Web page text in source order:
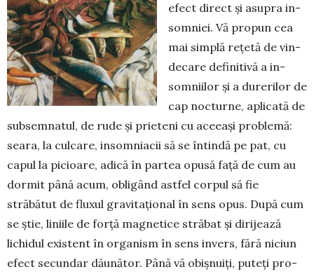
efect direct și asupra in­
somniei. Vă pro­pun cea
mai simplă rețetă de vin­
decare definitivă a in­
som­niilor și a durerilor de
cap nocturne, apli­cată de
sub­semnatul, de rude și prie­teni cu aceeași pro­ble­mă:
seara, la culcare, insom­niacii să se întin­dă pe pat, cu
capul la picioare, adi­că în par­tea opusă față de cum au
dormit până acum, obli­gând astfel corpul să fie
străbătut de flu­xul gravi­tațional în sens opus. După cum
se știe, li­niile de forță mag­netice străbat și dirijează
lichidul exis­tent în organism în sens in­vers, fără niciun
efect secun­dar dău­nă­tor. Până vă obișnuiți, puteți pro­